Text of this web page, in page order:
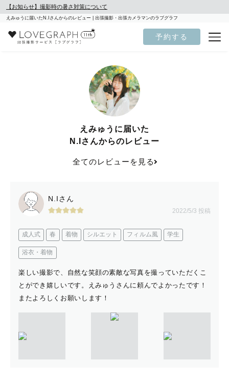
【お知らせ】撮影時の暑さ対策について
えみゅうに届いたN.Iさんからのレビュー | 出張撮影・出張カメラマンのラブグラフ
予約する
えみゅうに届いた
N.Iさんからのレビュー
全てのレビューを見る
N.Iさん
2022/5/3 投稿
成人式 春 着物 シルエット フィルム風 学生
浴衣・着物
楽しい撮影で、自然な笑顔の素敵な写真を撮っていただくこ
とができ嬉しいです。えみゅうさんに頼んでよかったです！
またよろしくお願いします！